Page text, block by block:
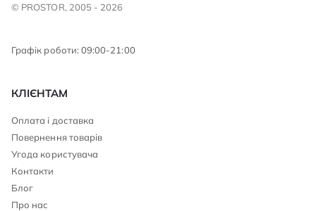
© PROSTOR, 2005 - 2026
Графік роботи: 09:00-21:00
КЛІЄНТАМ
Оплата і доставка
Повернення товарів
Угода користувача
Контакти
Блог
Про нас